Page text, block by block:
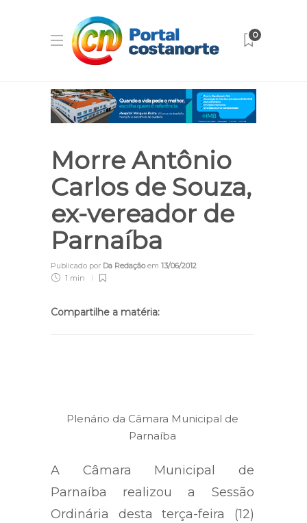
0
Morre Antônio
Carlos de Souza,
ex-vereador de
Parnaíba
Publicado por Da Redaçãoem 13/06/2012
1 min
Compartilhe a matéria:
Plenário da Câmara Municipal de
Parnaíba
A Câmara Municipal de
Parnaíba realizou a Sessão
Ordinária desta terça-feira (12)